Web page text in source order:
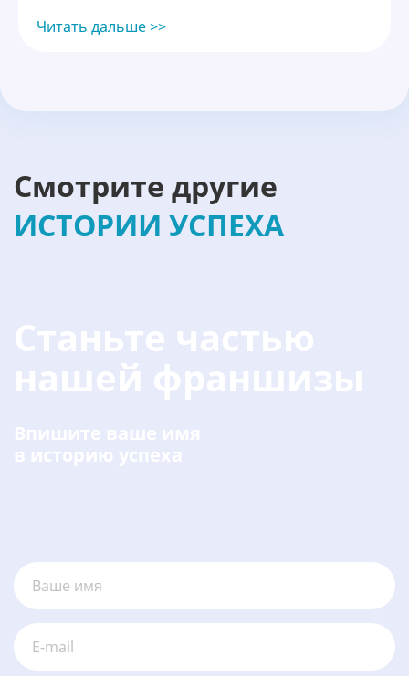
Читать дальше >>
Смотрите другие
ИСТОРИИ УСПЕХА
Станьте частью
нашей франшизы
Впишите ваше имя
в историю успеха